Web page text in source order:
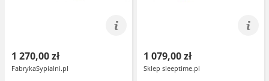
1 270,00 zł
FabrykaSypialni.pl
1 079,00 zł
Sklep sleeptime.pl